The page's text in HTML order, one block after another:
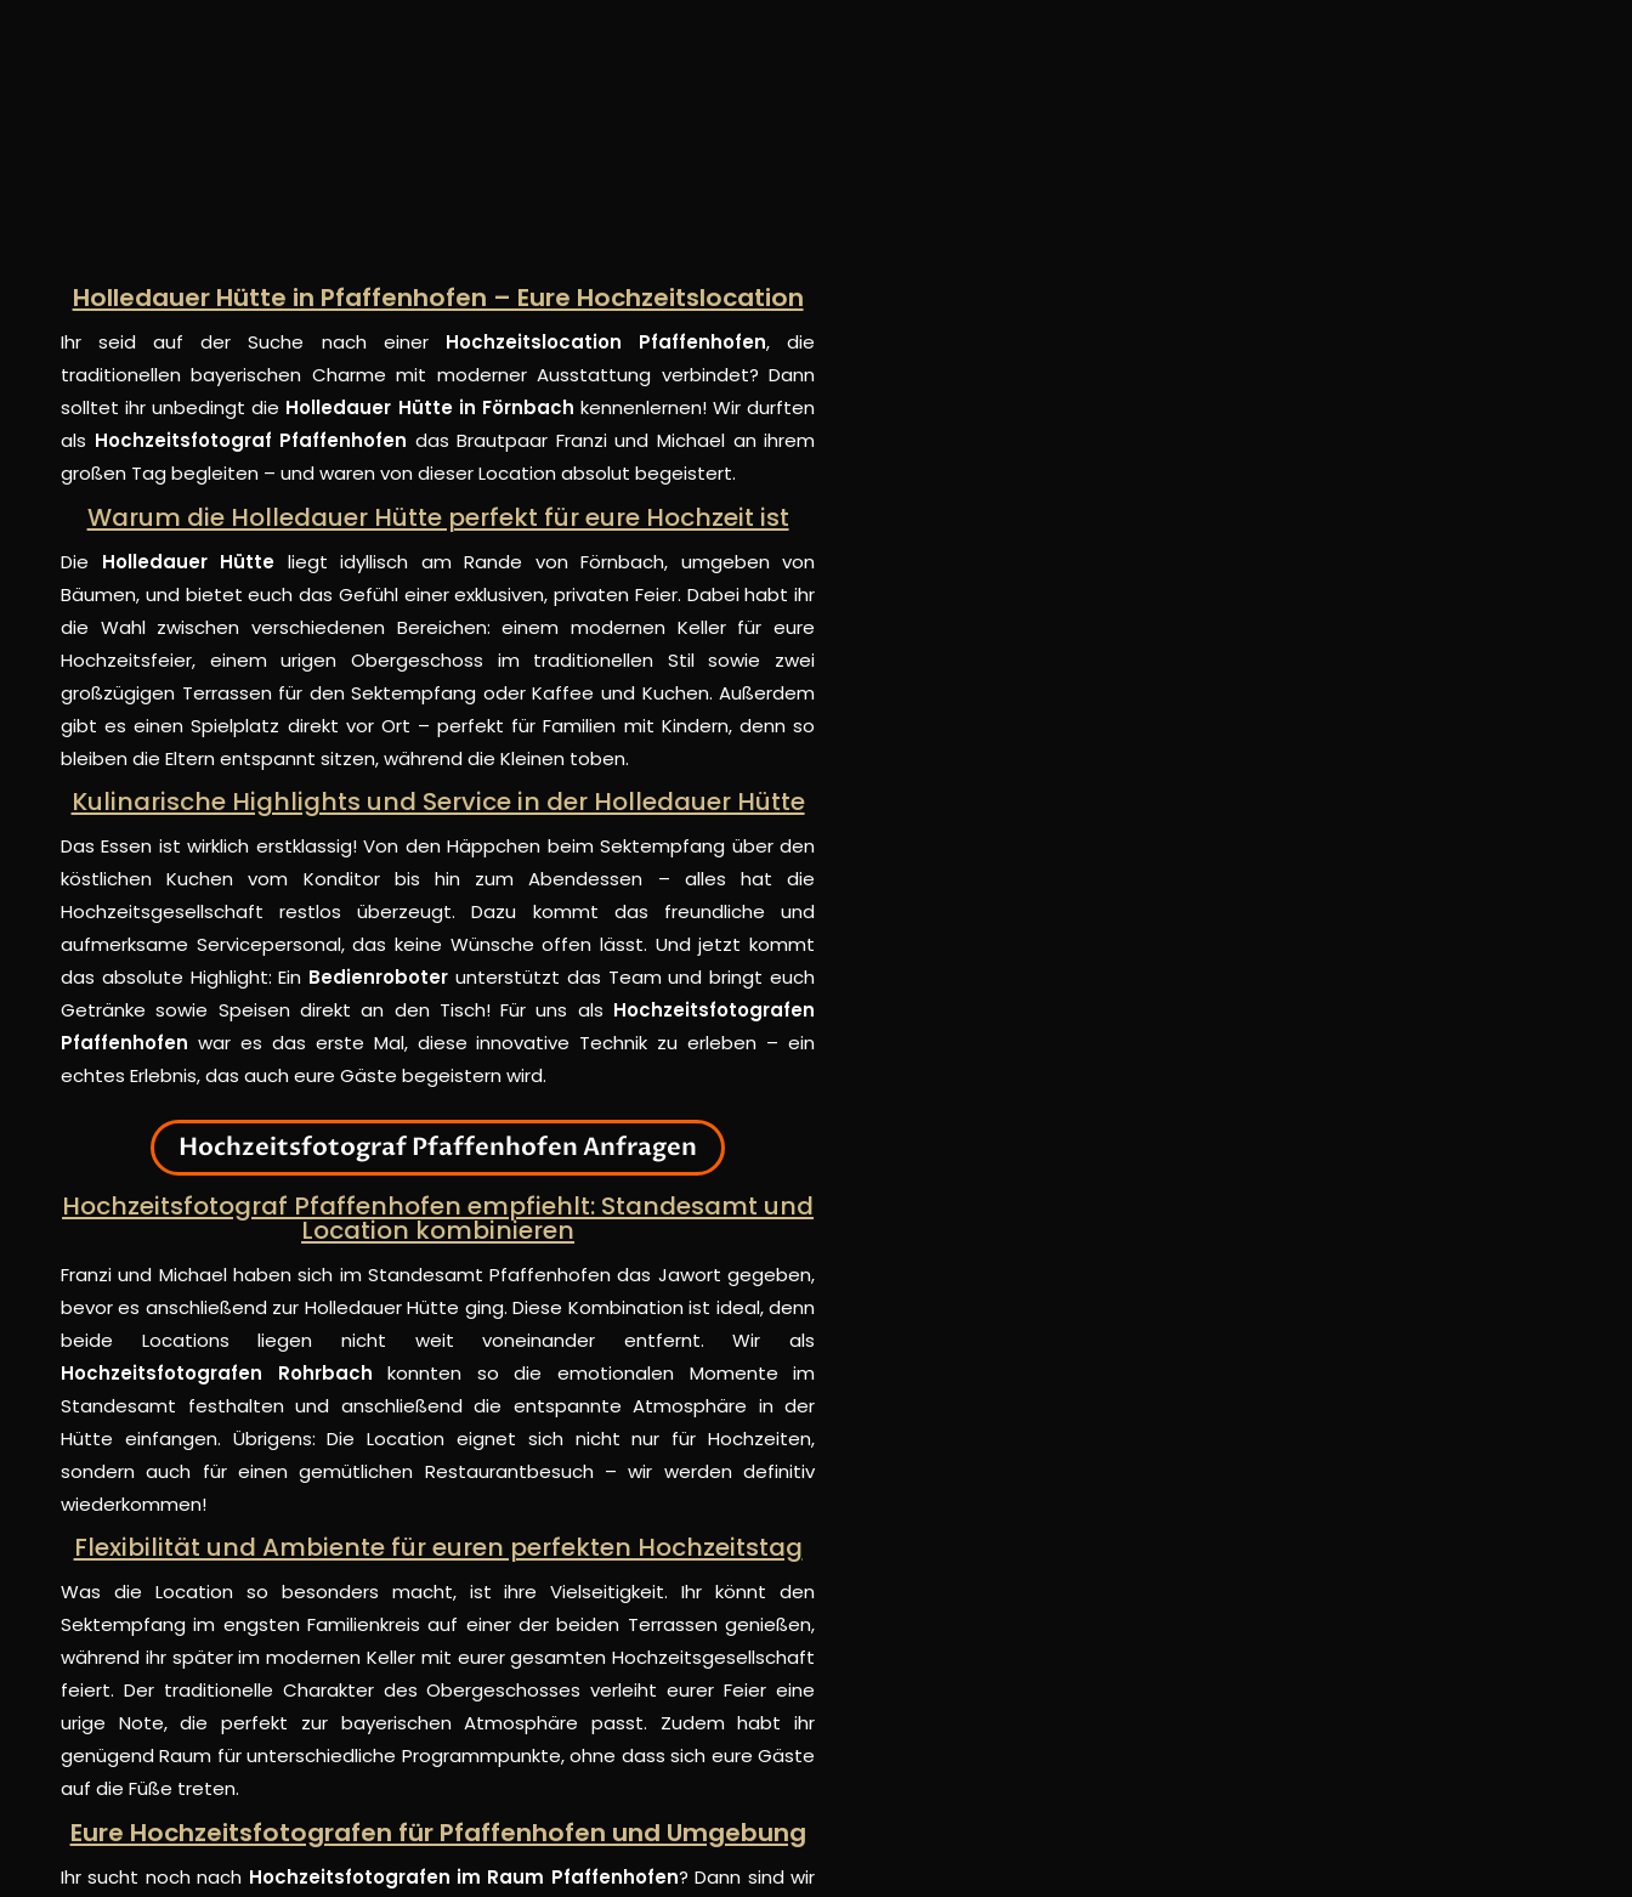
Holledauer Hütte in Pfaffenhofen – Eure Hochzeitslocation
Ihr seid auf der Suche nach einer Hochzeitslocation Pfaffenhofen, die
traditionellen bayerischen Charme mit moderner Ausstattung verbindet? Dann
solltet ihr unbedingt die Holledauer Hütte in Förnbach kennenlernen! Wir durften
als Hochzeitsfotograf Pfaffenhofen das Brautpaar Franzi und Michael an ihrem
großen Tag begleiten – und waren von dieser Location absolut begeistert.
Warum die Holledauer Hütte perfekt für eure Hochzeit ist
Die Holledauer Hütte liegt idyllisch am Rande von Förnbach, umgeben von
Bäumen, und bietet euch das Gefühl einer exklusiven, privaten Feier. Dabei habt ihr
die Wahl zwischen verschiedenen Bereichen: einem modernen Keller für eure
Hochzeitsfeier, einem urigen Obergeschoss im traditionellen Stil sowie zwei
großzügigen Terrassen für den Sektempfang oder Kaffee und Kuchen. Außerdem
gibt es einen Spielplatz direkt vor Ort – perfekt für Familien mit Kindern, denn so
bleiben die Eltern entspannt sitzen, während die Kleinen toben.
Kulinarische Highlights und Service in der Holledauer Hütte
Das Essen ist wirklich erstklassig! Von den Häppchen beim Sektempfang über den
köstlichen Kuchen vom Konditor bis hin zum Abendessen – alles hat die
Hochzeitsgesellschaft restlos überzeugt. Dazu kommt das freundliche und
aufmerksame Servicepersonal, das keine Wünsche offen lässt. Und jetzt kommt
das absolute Highlight: Ein Bedienroboter unterstützt das Team und bringt euch
Getränke sowie Speisen direkt an den Tisch! Für uns als Hochzeitsfotografen
Pfaffenhofen war es das erste Mal, diese innovative Technik zu erleben – ein
echtes Erlebnis, das auch eure Gäste begeistern wird.
Hochzeitsfotograf Pfaffenhofen Anfragen
Hochzeitsfotograf Pfaffenhofen empfiehlt: Standesamt und
Location kombinieren
Franzi und Michael haben sich im Standesamt Pfaffenhofen das Jawort gegeben,
bevor es anschließend zur Holledauer Hütte ging. Diese Kombination ist ideal, denn
beide Locations liegen nicht weit voneinander entfernt. Wir als
Hochzeitsfotografen Rohrbach konnten so die emotionalen Momente im
Standesamt festhalten und anschließend die entspannte Atmosphäre in der
Hütte einfangen. Übrigens: Die Location eignet sich nicht nur für Hochzeiten,
sondern auch für einen gemütlichen Restaurantbesuch – wir werden definitiv
wiederkommen!
Flexibilität und Ambiente für euren perfekten Hochzeitstag
Was die Location so besonders macht, ist ihre Vielseitigkeit. Ihr könnt den
Sektempfang im engsten Familienkreis auf einer der beiden Terrassen genießen,
während ihr später im modernen Keller mit eurer gesamten Hochzeitsgesellschaft
feiert. Der traditionelle Charakter des Obergeschosses verleiht eurer Feier eine
urige Note, die perfekt zur bayerischen Atmosphäre passt. Zudem habt ihr
genügend Raum für unterschiedliche Programmpunkte, ohne dass sich eure Gäste
auf die Füße treten.
Eure Hochzeitsfotografen für Pfaffenhofen und Umgebung
Ihr sucht noch nach Hochzeitsfotografen im Raum Pfaffenhofen? Dann sind wir